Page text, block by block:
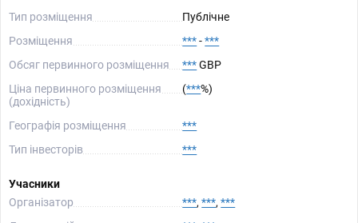
Тип розміщення
Публічне
Розміщення
***-***
Обсяг первинного розміщення
***GBP
Ціна первинного розміщення
(дохідність)
(***%)
Географія розміщення
***
Тип інвесторів
***
Учасники
Організатор
***, ***, ***